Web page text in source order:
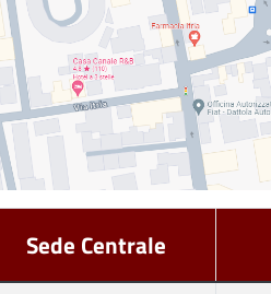
Sede Centrale